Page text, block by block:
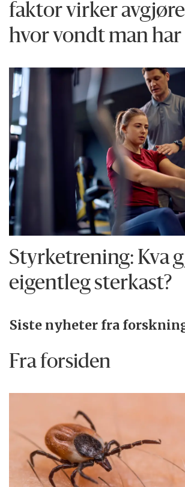
faktor virker
hvor vondt man har
Styrketrening: Kva
eigentleg sterkast?
Siste nyheter fra
Fra forsiden